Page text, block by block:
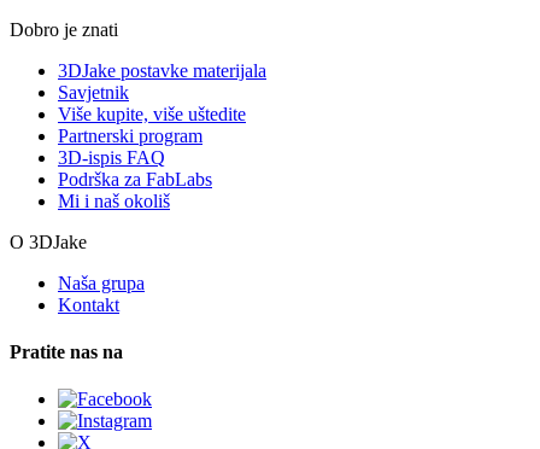
Dobro je znati
3DJake postavke materijala
Savjetnik
Više kupite, više uštedite
Partnerski program
3D-ispis FAQ
Podrška za FabLabs
Mi i naš okoliš
O 3DJake
Naša grupa
Kontakt
Pratite nas na